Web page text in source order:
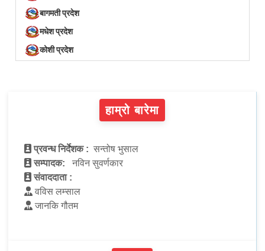
बागमती प्रदेश
मधेश प्रदेश
कोशी प्रदेश
हाम्रो बारेमा
प्रवन्ध निर्देशक : सन्तोष भुसाल
सम्पादक:
नविन सुवर्णकार
संवाददाता :
वविस लम्साल
जानकि गौतम